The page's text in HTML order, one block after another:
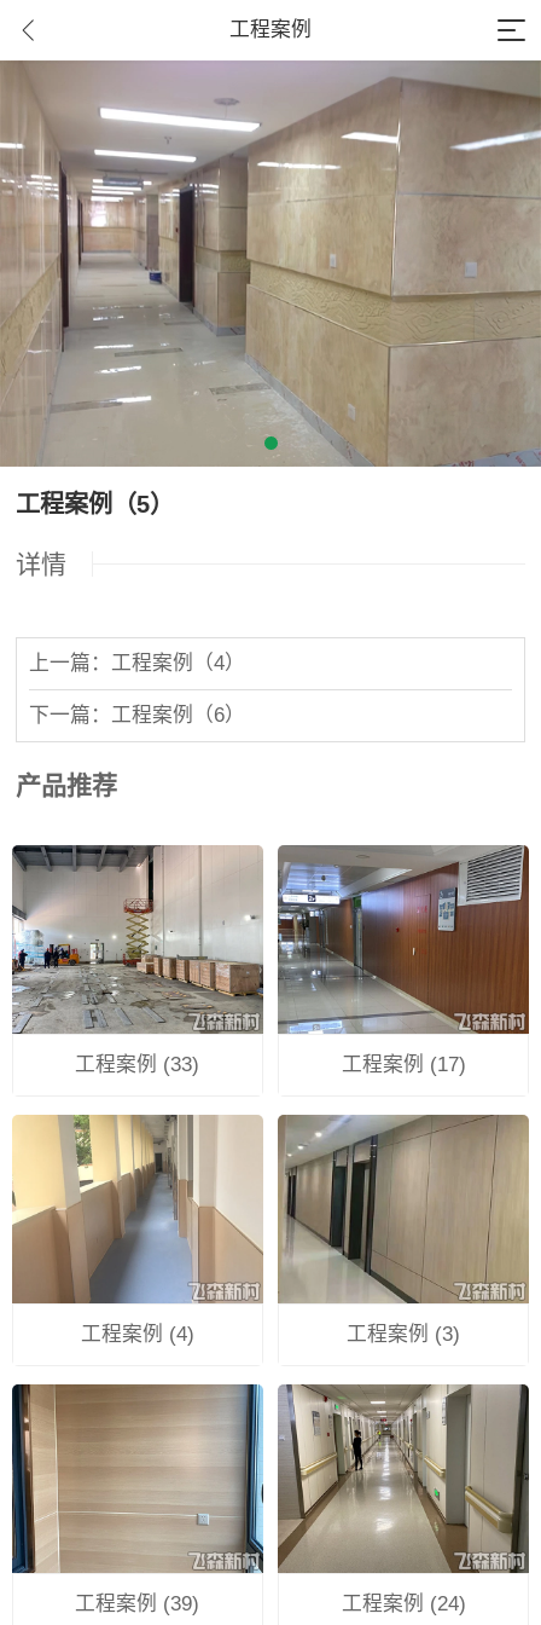
工程案例
工程案例（5）
详情
上一篇：工程案例（4）
下一篇：工程案例（6）
产品推荐
工程案例 (33) 工程案例 (17)
工程案例 (4) 工程案例 (3)
工程案例 (39) 工程案例 (24)